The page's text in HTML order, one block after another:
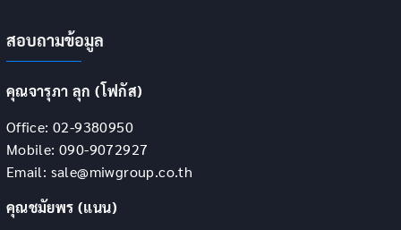
สอบถามข้อมูล
คุณจารุภา ลุก (โฟกัส)
Office: 02-9380950
Mobile: 090-9072927
Email: sale@miwgroup.co.th
คุณชมัยพร (แนน)